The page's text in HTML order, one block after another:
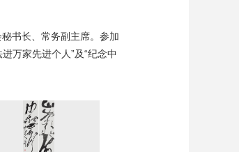
书长、常务副主席。参加
万家先进个人”及“纪念中